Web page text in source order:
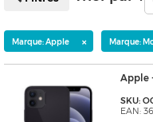
Marque: Apple × Marque:
Apple -
SKU:
EAN: